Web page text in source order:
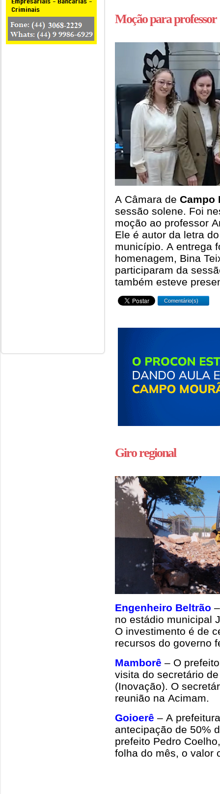
Moção para professor
A Câmara de Campo
sessão solene. Foi
moção ao professor
Ele é autor da letra
município. A entrega
homenagem, Bina
participaram da
também esteve
Comentário(s)
Giro regional
Engenheiro Beltrão
no estádio municipal
O investimento é de
recursos do governo
Mamborê – O
visita do secretário
(Inovação). O
reunião na Acimam.
Goioerê – A
antecipação de 50%
prefeito Pedro
folha do mês, o valor